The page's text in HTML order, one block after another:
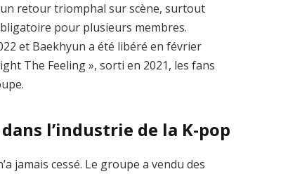
retour triomphal sur scène, surtout
pour plusieurs membres.
et Baekhyun a été libéré en février
The Feeling », sorti en 2021, les fans
l’industrie de la K-pop
jamais cessé. Le groupe a vendu des